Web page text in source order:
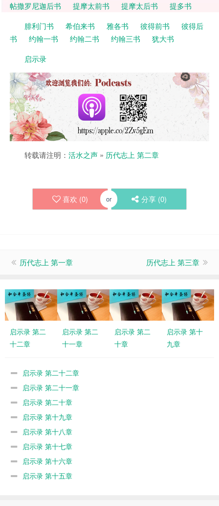
帖撒罗尼迦后书
提摩太前书 提摩太后书
提多书
腓利门书
希伯来书 雅各书 彼得前书
彼得后
书
约翰一书 约翰二书 约翰三书
犹大书
启示录
转载请注明： 活水之声 » 历代志上 第二章
喜欢 (0) or 分享 (0)
历代志上 第一章 历代志上 第三章
启示录 第二
十二章
启示录 第二
十一章
启示录 第二
十章
启示录 第十
九章
启示录 第二十二章
启示录 第二十一章
启示录 第二十章
启示录 第十九章
启示录 第十八章
启示录 第十七章
启示录 第十六章
启示录 第十五章